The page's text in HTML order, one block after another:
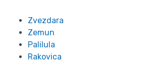
Zvezdara
Zemun
Palilula
Rakovica